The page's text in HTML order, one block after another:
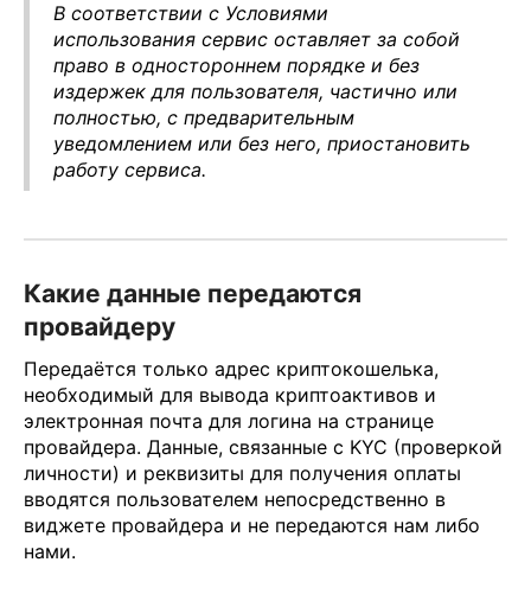
В соответствии с Условиями
использования сервис оставляет за собой
право в одностороннем порядке и без
издержек для пользователя, частично или
полностью, с предварительным
уведомлением или без него, приостановить
работу сервиса.
Какие данные передаются
провайдеру
Передаётся только адрес криптокошелька,
необходимый для вывода криптоактивов и
электронная почта для логина на странице
провайдера. Данные, связанные с KYC (проверкой
личности) и реквизиты для получения оплаты
вводятся пользователем непосредственно в
виджете провайдера и не передаются нам либо
нами.